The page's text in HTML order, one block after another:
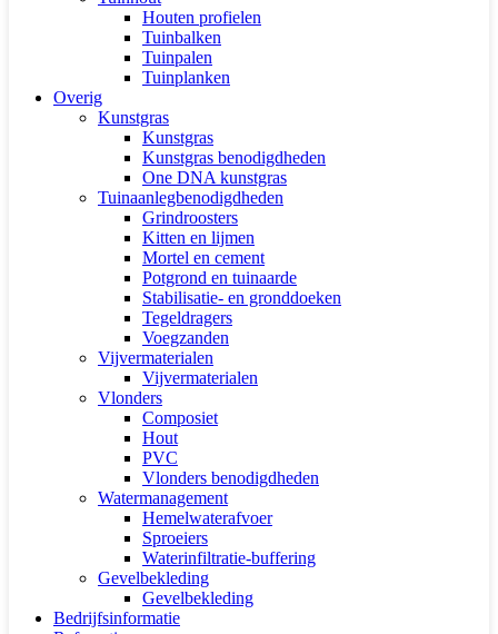
Houten profielen
Tuinbalken
Tuinpalen
Tuinplanken
Overig
Kunstgras
Kunstgras
Kunstgras benodigdheden
One DNA kunstgras
Tuinaanlegbenodigdheden
Grindroosters
Kitten en lijmen
Mortel en cement
Potgrond en tuinaarde
Stabilisatie- en gronddoeken
Tegeldragers
Voegzanden
Vijvermaterialen
Vijvermaterialen
Vlonders
Composiet
Hout
PVC
Vlonders benodigdheden
Watermanagement
Hemelwaterafvoer
Sproeiers
Waterinfiltratie-buffering
Gevelbekleding
Gevelbekleding
Bedrijfsinformatie